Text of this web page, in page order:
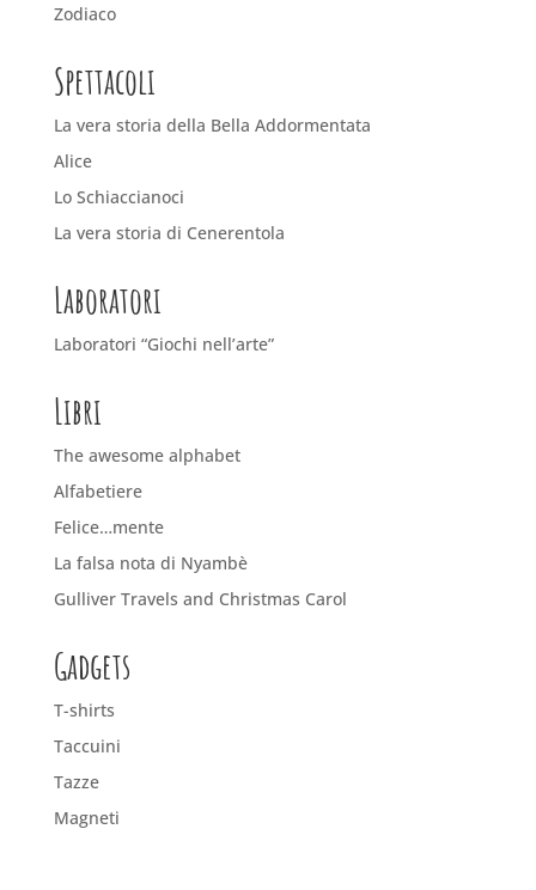
Zodiaco
Spettacoli
La vera storia della Bella Addormentata
Alice
Lo Schiaccianoci
La vera storia di Cenerentola
Laboratori
Laboratori “Giochi nell’arte”
Libri
The awesome alphabet
Alfabetiere
Felice…mente
La falsa nota di Nyambè
Gulliver Travels and Christmas Carol
Gadgets
T-shirts
Taccuini
Tazze
Magneti